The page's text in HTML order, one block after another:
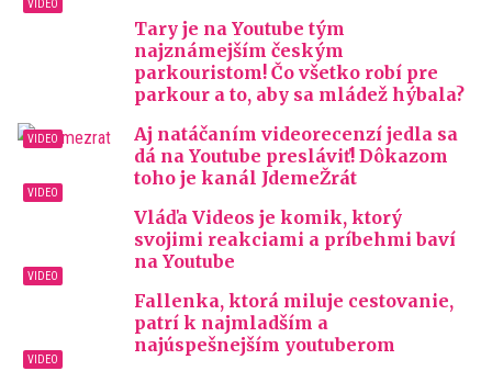
Tary je na Youtube tým
najznámejším českým
parkouristom! Čo všetko robí pre
parkour a to, aby sa mládež hýbala?
Aj natáčaním videorecenzí jedla sa
dá na Youtube presláviť! Dôkazom
toho je kanál JdemeŽrát
Vláďa Videos je komik, ktorý
svojimi reakciami a príbehmi baví
na Youtube
Fallenka, ktorá miluje cestovanie,
patrí k najmladším a
najúspešnejším youtuberom